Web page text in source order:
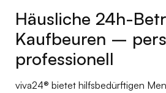
Häusliche 24h-
Kaufbeuren –
professionell
viva24® bietet hilfsbedürftigen